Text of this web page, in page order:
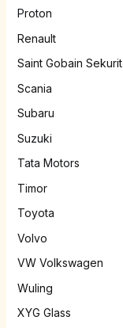
Proton
Renault
Saint Gobain Sekurit
Scania
Subaru
Suzuki
Tata Motors
Timor
Toyota
Volvo
VW Volkswagen
Wuling
XYG Glass